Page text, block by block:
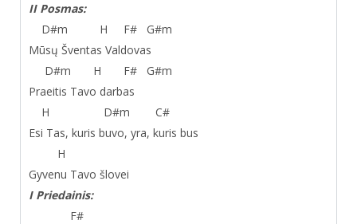
II Posmas:
D#m H F# G#m
Mūsų Šventas Valdovas
D#m H F# G#m
Praeitis Tavo darbas
H D#m C#
Esi Tas, kuris buvo, yra, kuris bus
H
Gyvenu Tavo šlovei
I Priedainis:
F#